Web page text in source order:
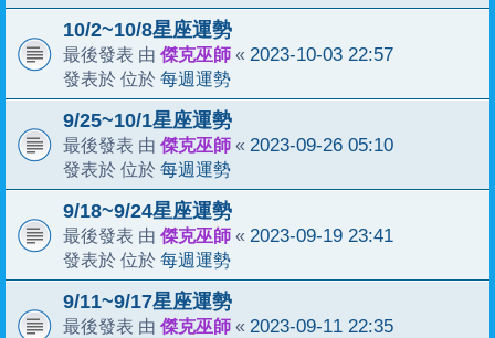
10/2~10/8星座運勢
最後發表 由 傑克巫師 « 2023-10-03 22:57
發表於 位於 每週運勢
9/25~10/1星座運勢
最後發表 由 傑克巫師 « 2023-09-26 05:10
發表於 位於 每週運勢
9/18~9/24星座運勢
最後發表 由 傑克巫師 « 2023-09-19 23:41
發表於 位於 每週運勢
9/11~9/17星座運勢
最後發表 由 傑克巫師 « 2023-09-11 22:35